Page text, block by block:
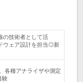
の技術者として活
ウェア設計を担当◎新
各種アナライザや測定
験